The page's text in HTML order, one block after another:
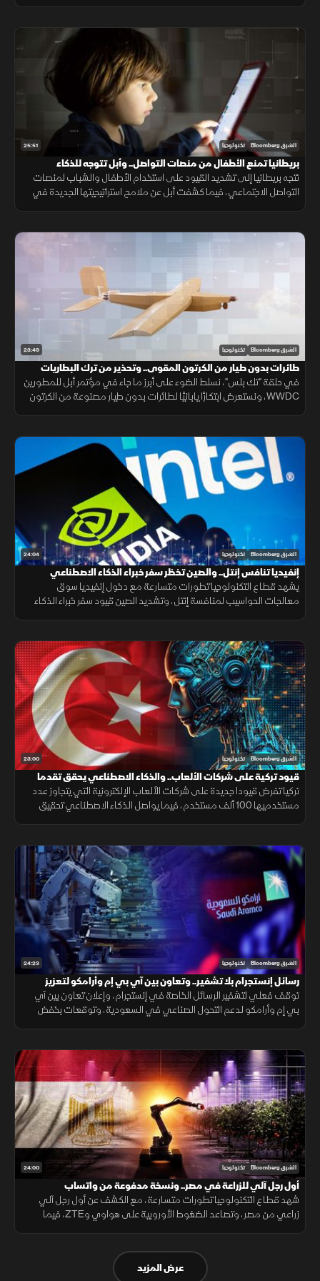
25:51 الشرق Bloomberg تكنولوجيا
بريطانيا تمنع الأطفال من منصات التواصل.. وأبل تتوجه للذكاء
الاصطناعي
تتجه بريطانيا إلى تشديد القيود على استخدام الأطفال والشباب لمنصات
التواصل الاجتماعي، فيما كشفت أبل عن ملامح استراتيجيتها الجديدة في
23:49 الشرق Bloomberg تكنولوجيا
طائرات بدون طيار من الكرتون المقوى.. وتحذير من ترك البطاريات
داخل السياراتفي حلقة "تك بلس"، نسلط الضوء على أبرز ما جاء في مؤتمر أبل للمطورين
WWDC، ونستعرض ابتكارًا يابانيًا لطائرات بدون طيار مصنوعة من الكرتون
24:04 الشرق Bloomberg تكنولوجيا
إنفيديا تنافس إنتل.. والصين تخظر سفر خبراء الذكاء الاصطناعي
يشهد قطاع التكنولوجيا تطورات متسارعة مع دخول إنفيديا سوق
معالجات الحواسيب لمنافسة إنتل، وتشديد الصين قيود سفر خبراء الذكاء
23:00 الشرق Bloomberg تكنولوجيا
قيود تركية على شركات الألعاب.. والذكاء الاصطناعي يحقق تقدما
طبيا
تركيا تفرض قيودا جديدة على شركات الألعاب الإلكترونية التي يتجاوز عدد
مستخدميها 100 ألف مستخدم، فيما يواصل الذكاء الاصطناعي تحقيق
24:23 الشرق Bloomberg تكنولوجيا
رسائل إنستجرام بلا تشفير.. وتعاون بين آي بي إم وأرامكو لتعزيز
الصناعة
توقف فعلي لتشفير الرسائل الخاصة في إنستجرام، وإعلان تعاون بين آي
بي إم وأرامكو لدعم التحول الصناعي في السعودية، وتوقعات بخفض
24:00 الشرق Bloomberg تكنولوجيا
أول رجل آلي للزراعة في مصر.. ونسخة مدفوعة من واتساب
شهد قطاع التكنولوجيا تطورات متسارعة، مع الكشف عن أول رجل آلي
زراعي من مصر، وتصاعد الضغوط الأوروبية على هواوي وZTE، فيما
عرض المزيد